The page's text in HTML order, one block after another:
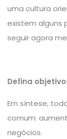
uma cultura
existem alguns
seguir agora
Defina
Em síntese,
comum:
negócios.